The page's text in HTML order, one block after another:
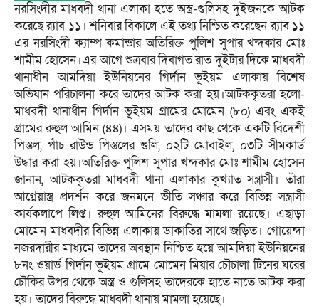
নরসিংদীর মাধবদী থানা এলাকা হতে অস্ত্র-গুলিসহ দুইজনকে আটক
করেছে র‌্যাব ১১। শনিবার বিকালে এই তথ্য নিশ্চিত করেছেন র‌্যাব ১১
এর নরসিংদী ক্যাম্প কমান্ডার অতিরিক্ত পুলিশ সুপার খন্দকার মোঃ
শামীম হোসেন।এর আগে শুত্রবার দিবাগত রাত দুইটার দিকে মাধবদী
থানাধীন আমদিয়া ইউনিয়নের গির্দান ভূইয়ম এলাকায় বিশেষ
অভিযান পরিচালনা করে তাদের আটক করা হয়।আটককৃতরা হলো-
মাধবদী থানাধীন গির্দান ভূইয়ম গ্রামের মোমেন (৮০) এবং একই
গ্রামের রুহুল আমিন (৪৪)। এসময় তাদের কাছ থেকে একটি বিদেশী
পিস্তল, পাঁচ রাউন্ড পিস্তলের গুলি, ০২টি মোবাইল, ০৩টি সীমকার্ড
উদ্ধার করা হয়।অতিরিক্ত পুলিশ সুপার খন্দকার মোঃ শামীম হোসেন
জানান, আটককৃতরা মাধবদী থানা এলাকার কুখ্যাত সন্ত্রাসী। তাঁরা
আগ্নেয়াস্ত্র প্রদর্শন করে জনমনে ভীতি সঞ্চার করে বিভিন্ন সন্ত্রাসী
কার্যকলাপে লিপ্ত। রুহুল আমিনের বিরুদ্ধে মামলা রয়েছে। এছাড়া
মোমেন মাধবদীর বিভিন্ন এলাকায় ডাকাতির সাথে জড়িত। গোয়েন্দা
নজরদারীর মাধ্যমে তাদের অবস্থান নিশ্চিত হয়ে আমদিয়া ইউনিয়নের
৮নং ওয়ার্ড গির্দান ভূইয়ম গ্রামে মোমেন মিয়ার চৌচালা টিনের ঘরের
চৌকির উপর থেকে অস্ত্র ও গুলিসহ তাদেরকে হাতে নাতে আটক করা
হয়। তাদের বিরুদ্ধে মাধবদী থানায় মামলা হয়েছে।